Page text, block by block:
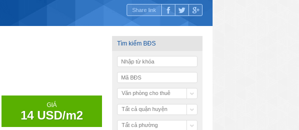
Share link
GIÁ
14 USD/m2
Tìm kiếm BĐS
Văn phòng cho thuê
Tất cả quận huyện
Tất cả phường